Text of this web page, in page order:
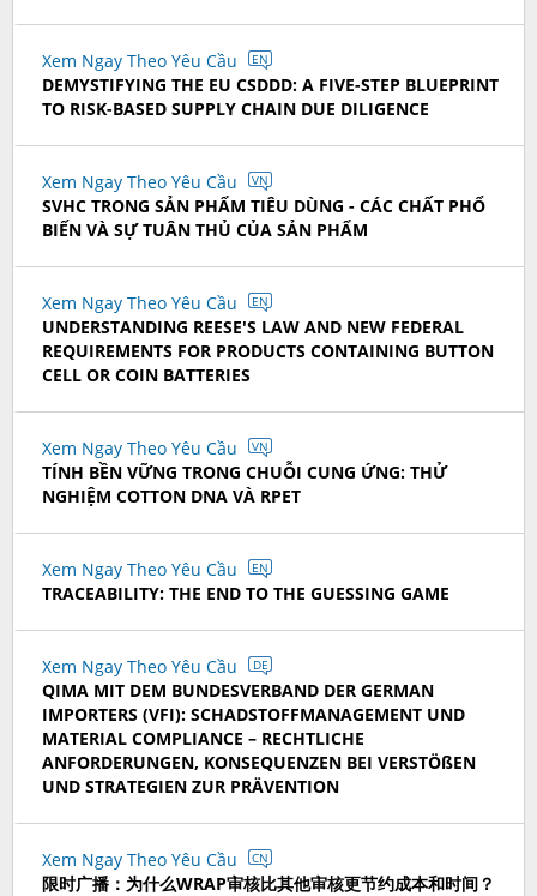
Xem Ngay Theo Yêu Cầu EN
DEMYSTIFYING THE EU CSDDD: A FIVE-STEP BLUEPRINT
TO RISK-BASED SUPPLY CHAIN DUE DILIGENCE
Xem Ngay Theo Yêu Cầu VN
SVHC TRONG SẢN PHẨM TIÊU DÙNG - CÁC CHẤT PHỔ
BIẾN VÀ SỰ TUÂN THỦ CỦA SẢN PHẨM
Xem Ngay Theo Yêu Cầu EN
UNDERSTANDING REESE'S LAW AND NEW FEDERAL
REQUIREMENTS FOR PRODUCTS CONTAINING BUTTON
CELL OR COIN BATTERIES
Xem Ngay Theo Yêu Cầu VN
TÍNH BỀN VỮNG TRONG CHUỖI CUNG ỨNG: THỬ
NGHIỆM COTTON DNA VÀ RPET
Xem Ngay Theo Yêu Cầu EN
TRACEABILITY: THE END TO THE GUESSING GAME
Xem Ngay Theo Yêu Cầu DE
QIMA MIT DEM BUNDESVERBAND DER GERMAN
IMPORTERS (VFI): SCHADSTOFFMANAGEMENT UND
MATERIAL COMPLIANCE – RECHTLICHE
ANFORDERUNGEN, KONSEQUENZEN BEI VERSTÖßEN
UND STRATEGIEN ZUR PRÄVENTION
Xem Ngay Theo Yêu Cầu CN
限时广播：为什么WRAP审核比其他审核更节约成本和时间？